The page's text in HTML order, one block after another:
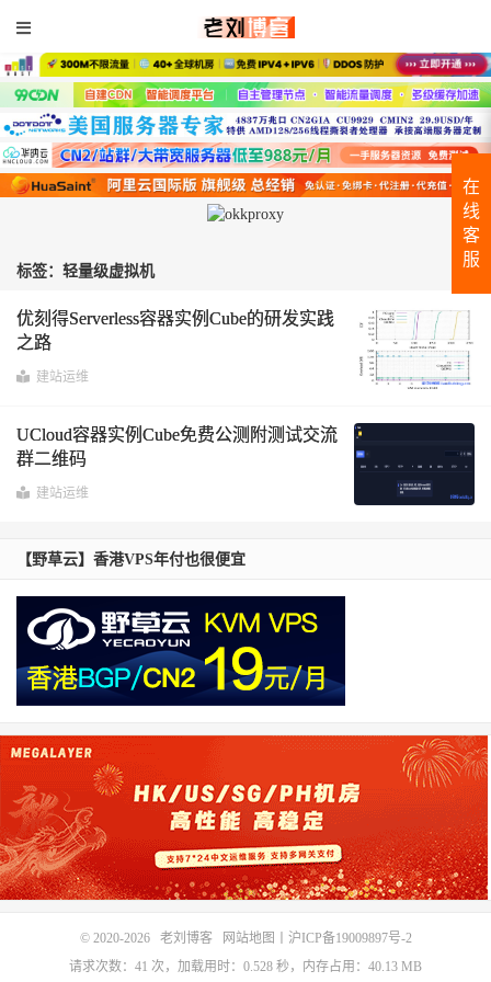
标签：轻量级虚拟机
优刻得Serverless容器实例Cube的研发实践
之路
建站运维
UCloud容器实例Cube免费公测附测试交流
群二维码
建站运维
【野草云】香港VPS年付也很便宜
在
线
客
服
© 2020-2026 老刘博客 网站地图
沪ICP备19009897号-2
请求次数：41 次，加载用时：0.528 秒，内存占用：40.13 MB